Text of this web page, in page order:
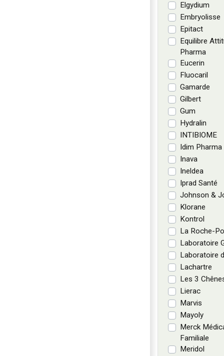
Elgydium
Embryolisse
Epitact
Equilibre
Pharma
Eucerin
Fluocaril
Gamarde
Gilbert
Gum
Hydralin
INTIBIOME
Idim Pharma
Inava
Ineldea
Iprad Santé
Johnson &
Klorane
Kontrol
La Roche-
Laboratoire
Laboratoire
Lachartre
Les 3
Lierac
Marvis
Mayoly
Merck
Familiale
Meridol